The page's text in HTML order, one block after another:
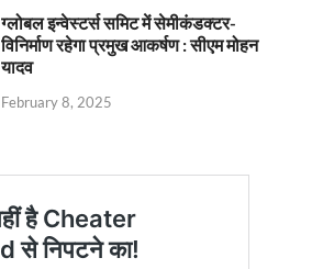
ग्लोबल इन्वेस्टर्स समिट में सेमीकंडक्टर-
विनिर्माण रहेगा प्रमुख आकर्षण : सीएम मोहन
यादव
February 8, 2025